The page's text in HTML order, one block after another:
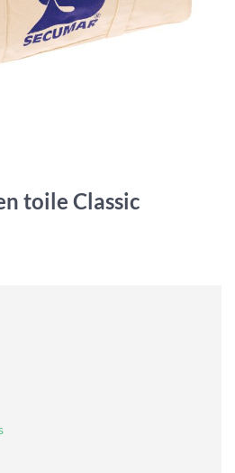
toile Classic